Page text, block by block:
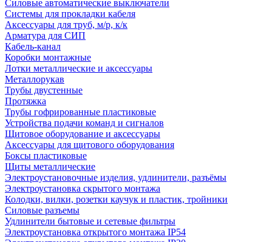
Силовые автоматические выключатели
Системы для прокладки кабеля
Аксессуары для труб, м/р, к/к
Арматура для СИП
Кабель-канал
Коробки монтажные
Лотки металлические и аксессуары
Металлорукав
Трубы двустенные
Протяжка
Трубы гофрированные пластиковые
Устройства подачи команд и сигналов
Щитовое оборудование и аксессуары
Аксессуары для щитового оборудования
Боксы пластиковые
Щиты металлические
Электроустановочные изделия, удлинители, разъёмы
Электроустановка скрытого монтажа
Колодки, вилки, розетки каучук и пластик, тройники
Силовые разъемы
Удлинители бытовые и сетевые фильтры
Электроустановка открытого монтажа IP54